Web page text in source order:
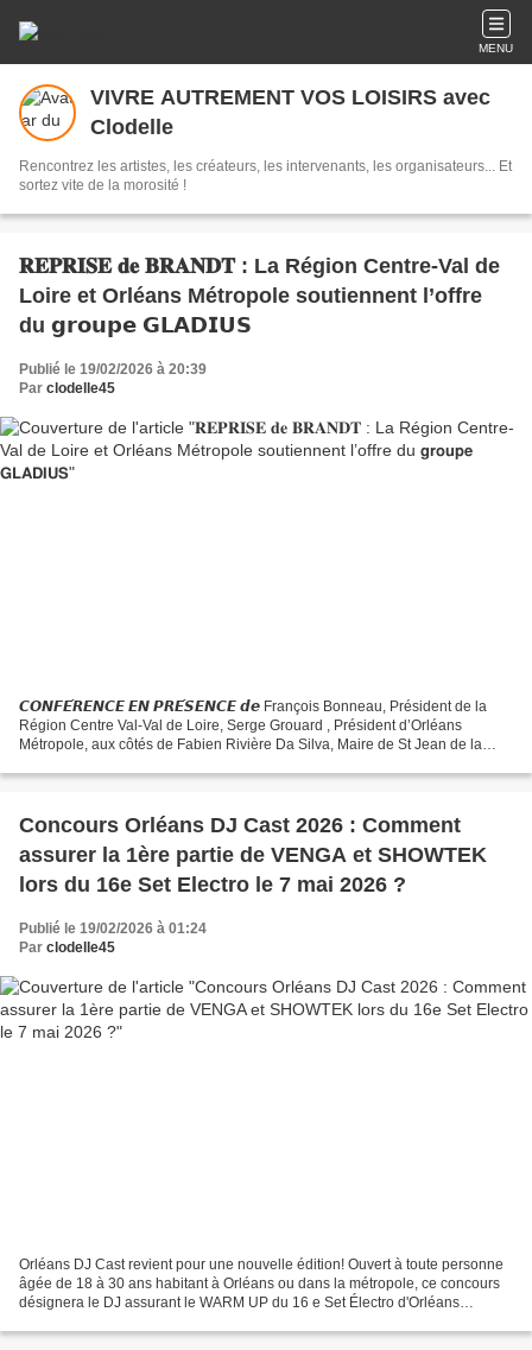
MENU
VIVRE AUTREMENT VOS LOISIRS avec
Clodelle
Rencontrez les artistes, les créateurs, les intervenants, les organisateurs... Et
sortez vite de la morosité !
𝐑𝐄𝐏𝐑𝐈𝐒𝐄 𝐝𝐞 𝐁𝐑𝐀𝐍𝐃𝐓 : La Région Centre-Val de
Loire et Orléans Métropole soutiennent l’offre
du 𝗴𝗿𝗼𝘂𝗽𝗲 𝗚𝗟𝗔𝗗𝗜𝗨𝗦
Publié le 19/02/2026 à 20:39
Par clodelle45
𝘾𝙊𝙉𝙁𝙀́𝙍𝙀𝙉𝘾𝙀 𝙀𝙉 𝙋𝙍𝙀́𝙎𝙀𝙉𝘾𝙀 𝙙𝙚 François Bonneau, Président de la
Région Centre Val-Val de Loire, Serge Grouard , Président d’Orléans
Métropole, aux côtés de Fabien Rivière Da Silva, Maire de St Jean de la
Concours Orléans DJ Cast 2026 : Comment
assurer la 1ère partie de VENGA et SHOWTEK
lors du 16e Set Electro le 7 mai 2026 ?
Publié le 19/02/2026 à 01:24
Par clodelle45
Orléans DJ Cast revient pour une nouvelle édition! Ouvert à toute personne
âgée de 18 à 30 ans habitant à Orléans ou dans la métropole, ce concours
désignera le DJ assurant le WARM UP du 16 e Set Électro d'Orléans